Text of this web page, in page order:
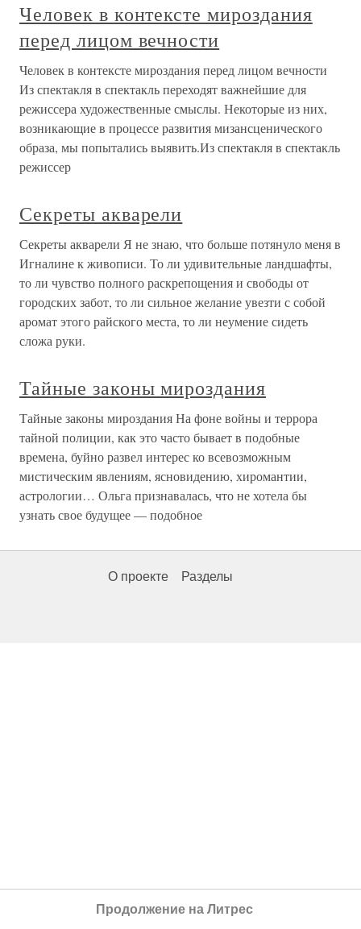
Человек в контексте мироздания
перед лицом вечности
Человек в контексте мироздания перед лицом вечности
Из спектакля в спектакль переходят важнейшие для
режиссера художественные смыслы. Некоторые из них,
возникающие в процессе развития мизансценического
образа, мы попытались выявить.Из спектакля в спектакль
режиссер
Секреты акварели
Секреты акварели Я не знаю, что больше потянуло меня в
Игналине к живописи. То ли удивительные ландшафты,
то ли чувство полного раскрепощения и свободы от
городских забот, то ли сильное желание увезти с собой
аромат этого райского места, то ли неумение сидеть
сложа руки.
Тайные законы мироздания
Тайные законы мироздания На фоне войны и террора
тайной полиции, как это часто бывает в подобные
времена, буйно развел интерес ко всевозможным
мистическим явлениям, ясновидению, хиромантии,
астрологии… Ольга признавалась, что не хотела бы
узнать свое будущее — подобное
О проекте Разделы
Продолжение на Литрес